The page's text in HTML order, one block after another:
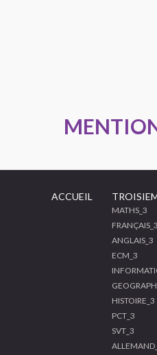
MENTIONS
ACCUEIL
MATHS_3
FRANÇAIS_3
ANGLAIS_3
ECM_3
HISTOIRE_3
PCT_3
SVT_3